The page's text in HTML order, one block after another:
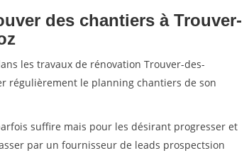
des chantiers à Trouver-
les travaux de rénovation Trouver-des-
régulièrement le planning chantiers de son
suffire mais pour les désirant progresser et
par un fournisseur de leads prospectsion